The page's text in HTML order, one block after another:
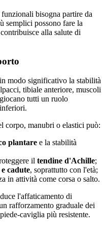
bisogna partire da
semplici possono fare la
alla salute di
modo significativo la stabilità
tibiale anteriore, muscoli
tutti un ruolo
corpo, manubri o elastici può:
plantare e la stabilità
il tendine d'Achille;
cadute, soprattutto con l'età;
in attività come corsa o salto.
l'affaticamento di
rafforzamento graduale dei
caviglia più resistente.